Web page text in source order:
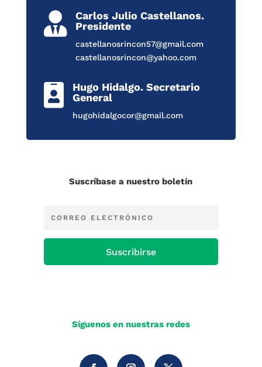

Carlos Julio Castellanos.
Presidente
castellanosrincon57@gmail.com
castellanosrincon@yahoo.com

Hugo Hidalgo. Secretario
General
hugohidalgocor@gmail.com
Suscríbase a nuestro boletín
Suscribirse
Síguenos en nuestras redes